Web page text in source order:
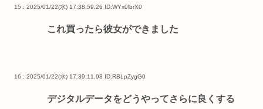
15 : 2025/01/22(水) 17:38:59.26 ID:WYx0lbrX0
これ買ったら彼女ができました
16 : 2025/01/22(水) 17:39:11.98 ID:RBLpZygG0
デジタルデータをどうやってさらに良くする